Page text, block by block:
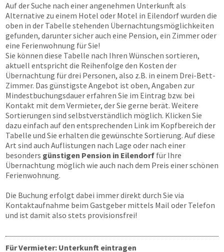
Auf der Suche nach einer angenehmen Unterkunft als
Alternative zu einem Hotel oder Motel in Eilendorf wurden die
oben in der Tabelle stehenden Übernachtungs­möglichkeiten
gefunden, darunter sicher auch eine Pension, ein Zimmer oder
eine Ferienwohnung für Sie!
Sie können diese Tabelle nach Ihren Wünschen sortieren,
aktuell entspricht die Reihenfolge den Kosten der
Übernachtung für drei Personen, also z.B. in einem Drei-Bett-
Zimmer. Das günstigste Angebot ist oben, Angaben zur
Mindestbuchungsdauer erfahren Sie im Eintrag bzw. bei
Kontakt mit dem Vermieter, der Sie gerne berät. Weitere
Sortierungen sind selbstverständlich möglich. Klicken Sie
dazu einfach auf den entsprechenden Link im Kopfbereich der
Tabelle und Sie erhalten die gewünschte Sortierung. Auf diese
Art sind auch Auflistungen nach Lage oder nach einer
besonders günstigen Pension in Eilendorf für Ihre
Übernachtung möglich wie auch nach dem Preis einer schönen
Ferienwohnung.
Die Buchung erfolgt dabei immer direkt durch Sie via
Kontaktaufnahme beim Gastgeber mittels Mail oder Telefon
und ist damit also stets provisionsfrei!
Für Vermieter: Unterkunft eintragen